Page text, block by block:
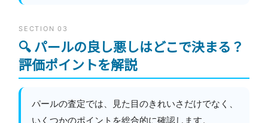
SECTION 03
🔍 パールの良し悪しはどこで決まる？
評価ポイントを解説
パールの査定では、見た目のきれいさだけでなく、
いくつかのポイントを総合的に確認します。